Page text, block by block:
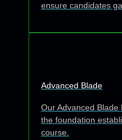
ensure candidates
Advanced Blade
Our Advanced Blade
the foundation
course.